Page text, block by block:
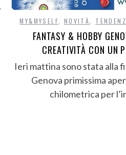
MY&MYSELF NOVITÀ
FANTASY & HOBBY
CREATIVITÀ CON UN
Ieri mattina sono stata alla
Genova primissima
chilometrica per